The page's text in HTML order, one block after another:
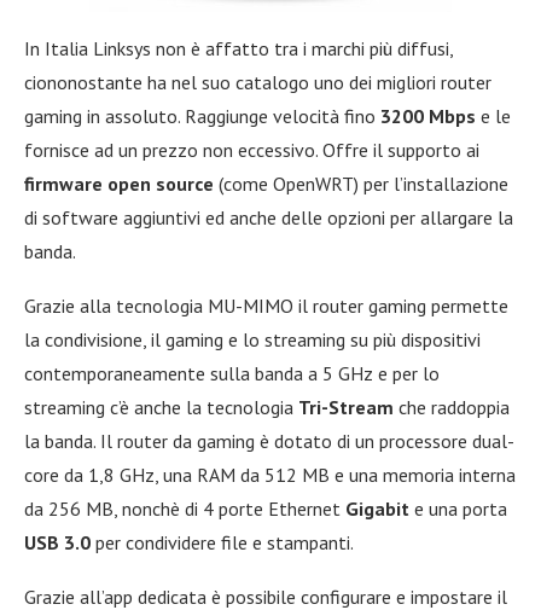
In Italia Linksys non è affatto tra i marchi più diffusi,
ciononostante ha nel suo catalogo uno dei migliori router
gaming in assoluto. Raggiunge velocità fino 3200 Mbps e le
fornisce ad un prezzo non eccessivo. Offre il supporto ai
firmware open source (come OpenWRT) per l’installazione
di software aggiuntivi ed anche delle opzioni per allargare la
banda.
Grazie alla tecnologia MU-MIMO il router gaming permette
la condivisione, il gaming e lo streaming su più dispositivi
contemporaneamente sulla banda a 5 GHz e per lo
streaming c’è anche la tecnologia Tri-Stream che raddoppia
la banda. Il router da gaming è dotato di un processore dual-
core da 1,8 GHz, una RAM da 512 MB e una memoria interna
da 256 MB, nonchè di 4 porte Ethernet Gigabit e una porta
USB 3.0 per condividere file e stampanti.
Grazie all’app dedicata è possibile configurare e impostare il